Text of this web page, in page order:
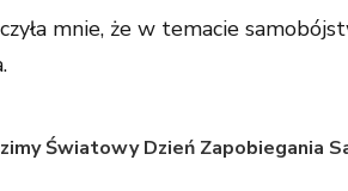
mnie, że w temacie
Światowy Dzień Zapobiegania